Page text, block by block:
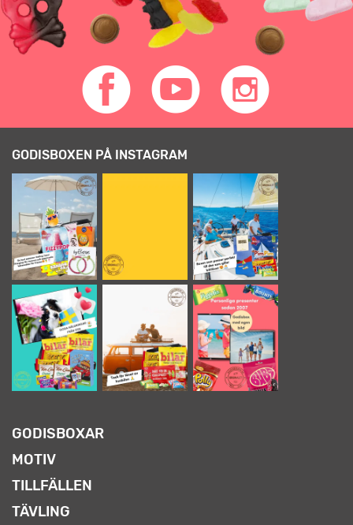
GODISBOXEN PÅ INSTAGRAM
GODISBOXAR
MOTIV
TILLFÄLLEN
TÄVLING